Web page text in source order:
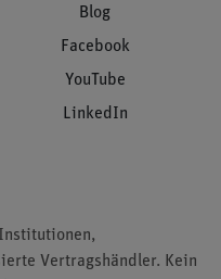
Blog
Facebook
YouTube
LinkedIn
Vertragshändler. Kein